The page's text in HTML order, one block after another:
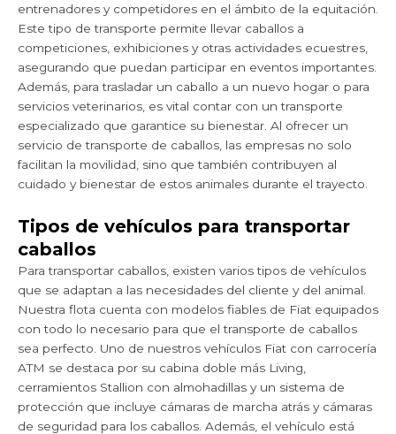
entrenadores y competidores en el ámbito de la equitación.
Este tipo de transporte permite llevar caballos a
competiciones, exhibiciones y otras actividades ecuestres,
asegurando que puedan participar en eventos importantes.
Además, para trasladar un caballo a un nuevo hogar o para
servicios veterinarios, es vital contar con un transporte
especializado que garantice su bienestar. Al ofrecer un
servicio de transporte de caballos, las empresas no solo
facilitan la movilidad, sino que también contribuyen al
cuidado y bienestar de estos animales durante el trayecto.
Tipos de vehículos para transportar
caballos
Para transportar caballos, existen varios tipos de vehículos
que se adaptan a las necesidades del cliente y del animal.
Nuestra flota cuenta con modelos fiables de Fiat equipados
con todo lo necesario para que el transporte de caballos
sea perfecto. Uno de nuestros vehículos Fiat con carrocería
ATM se destaca por su cabina doble más Living,
cerramientos Stallion con almohadillas y un sistema de
protección que incluye cámaras de marcha atrás y cámaras
de seguridad para los caballos. Además, el vehículo está